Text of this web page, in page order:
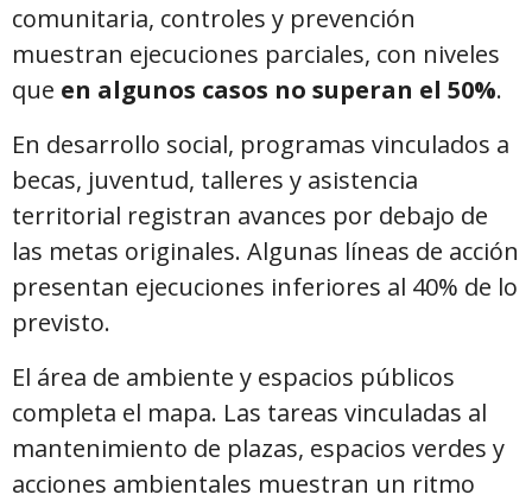
comunitaria, controles y prevención
muestran ejecuciones parciales, con niveles
que en algunos casos no superan el 50%.
En desarrollo social, programas vinculados a
becas, juventud, talleres y asistencia
territorial registran avances por debajo de
las metas originales. Algunas líneas de acción
presentan ejecuciones inferiores al 40% de lo
previsto.
El área de ambiente y espacios públicos
completa el mapa. Las tareas vinculadas al
mantenimiento de plazas, espacios verdes y
acciones ambientales muestran un ritmo